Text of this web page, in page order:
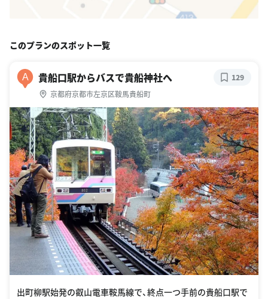
このプランのスポット一覧
A 貴船口駅からバスで貴船神社へ
京都府京都市左京区鞍馬貴船町
129
出町柳駅始発の叡山電車鞍馬線で、終点一つ手前の貴船口駅で